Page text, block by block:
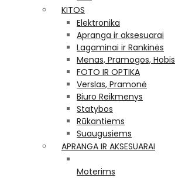
KITOS
Elektronika
Apranga ir aksesuarai
Lagaminai ir Rankinės
Menas, Pramogos, Hobis
FOTO IR OPTIKA
Verslas, Pramonė
Biuro Reikmenys
Statybos
Rūkantiems
Suaugusiems
APRANGA IR AKSESUARAI
Moterims